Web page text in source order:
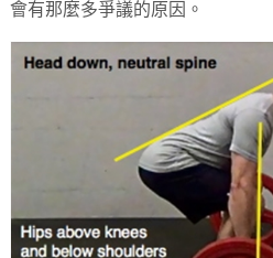
會有那麼多爭議的原因。